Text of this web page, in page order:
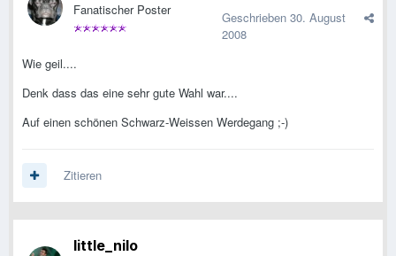
Fanatischer Poster Geschrieben 30. August
2008
Wie geil....
Denk dass das eine sehr gute Wahl war....
Auf einen schönen Schwarz-Weissen Werdegang ;-)
Zitieren
little_nilo